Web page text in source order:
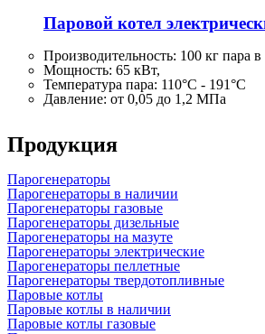
Паровой котел
Производительность: 100 кг пара в
Мощность: 65 кВт,
Температура пара: 110°C - 191°C
Давление: от 0,05 до 1,2 МПа
Продукция
Парогенераторы
Парогенераторы в наличии
Парогенераторы газовые
Парогенераторы дизельные
Парогенераторы на мазуте
Парогенераторы электрические
Парогенераторы пеллетные
Парогенераторы твердотопливные
Паровые котлы
Паровые котлы в наличии
Паровые котлы газовые